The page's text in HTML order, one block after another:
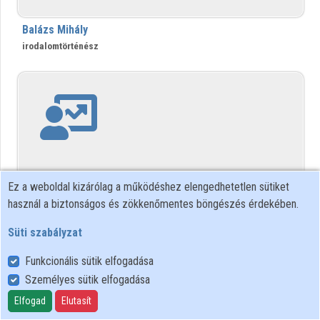
Intézményi listák
Intézmények
Közreműködők
Balázs Mihály
irodalomtörténész
irodalomtörténész
Ez a weboldal kizárólag a működéshez elengedhetetlen sütiket
használ a biztonságos és zökkenőmentes böngészés érdekében.
Süti szabályzat
Funkcionális sütik elfogadása
Személyes sütik elfogadása
Elfogad Elutasít